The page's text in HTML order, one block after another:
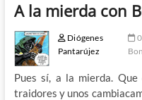
A la mierda con
Diógenes
Pantarújez
Pues sí, a la mierda.
traidores y unos